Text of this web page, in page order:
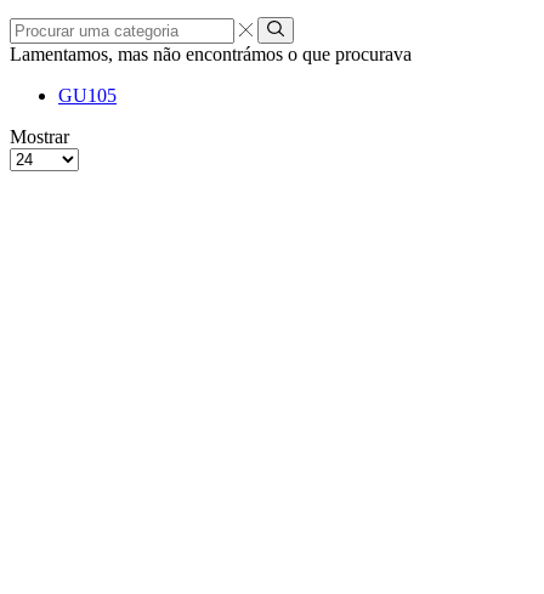
uma
categoria
Lamentamos, mas não encontrámos o que procurava
GU105
grelha
de
Lista
Mostrar
Produtos